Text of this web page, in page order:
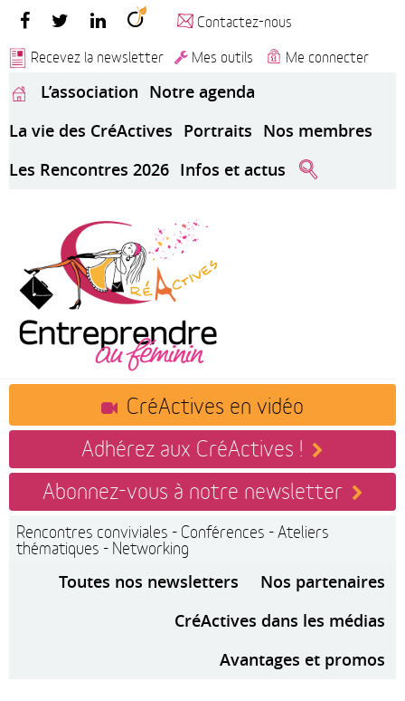
Contactez-nous
Recevez la newsletter
Mes outils Me connecter
L’association Notre agenda
La vie des CréActives Portraits Nos membres
Les Rencontres 2026 Infos et actus
CréActives en vidéo
Adhérez aux CréActives !
Abonnez-vous à notre newsletter
Rencontres conviviales - Conférences - Ateliers
thématiques - Networking
Toutes nos newsletters
Nos partenaires
CréActives dans les médias
Avantages et promos